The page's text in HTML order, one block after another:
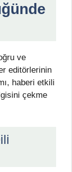
ve
editörlerinin
haberi etkili
çekme